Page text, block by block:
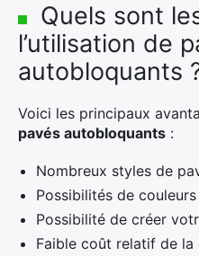
Quels sont
l’utilisation de
autobloquants
Voici les principaux
pavés autobloquants :
Nombreux styles de
Possibilités de
Possibilité de créer
Faible coût relatif de la